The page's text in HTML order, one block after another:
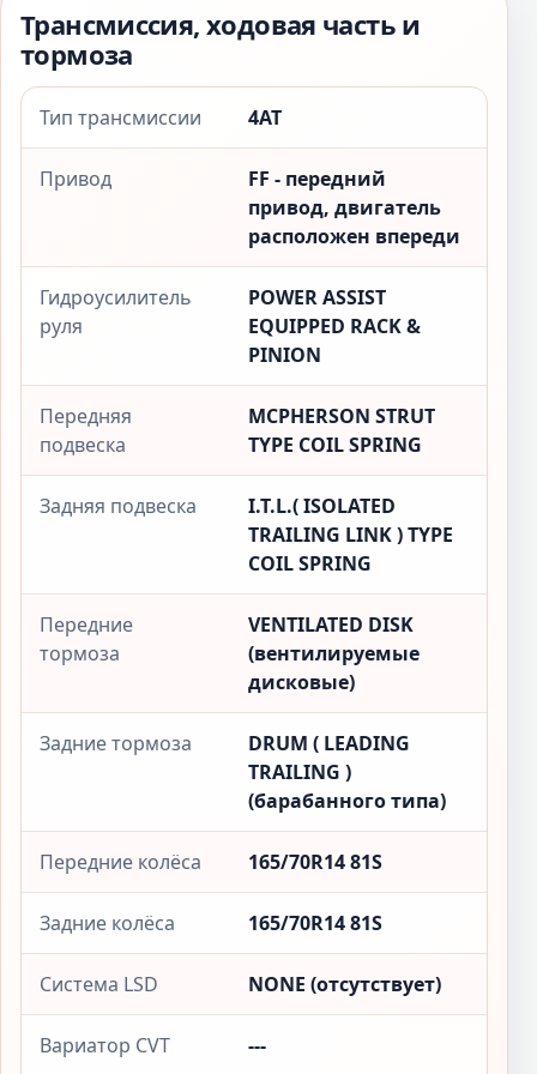
Трансмиссия, ходовая часть и
тормоза
Тип трансмиссии 4AT
Привод
FF - передний
привод, двигатель
расположен впереди
Гидроусилитель
руля
POWER ASSIST
EQUIPPED RACK &
PINION
Передняя
подвеска
MCPHERSON STRUT
TYPE COIL SPRING
Задняя подвеска
I.T.L.( ISOLATED
TRAILING LINK ) TYPE
COIL SPRING
Передние
тормоза
VENTILATED DISK
(вентилируемые
дисковые)
Задние тормоза
DRUM ( LEADING
TRAILING )
(барабанного типа)
Передние колёса 165/70R14 81S
Задние колёса 165/70R14 81S
Система LSD NONE (отсутствует)
Вариатор CVT ---